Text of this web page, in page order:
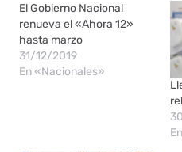
El Gobierno Nacional
renueva el «Ahora 12»
hasta marzo
31/12/2019
En «Nacionales»